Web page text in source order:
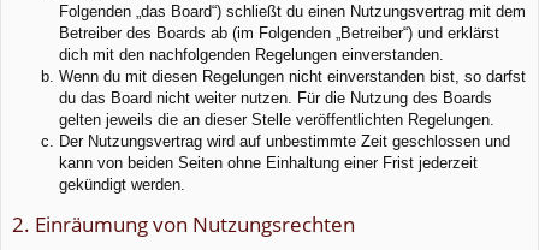
Folgenden „das Board“) schließt du einen Nutzungsvertrag mit dem
Betreiber des Boards ab (im Folgenden „Betreiber“) und erklärst
dich mit den nachfolgenden Regelungen einverstanden.
Wenn du mit diesen Regelungen nicht einverstanden bist, so darfst
du das Board nicht weiter nutzen. Für die Nutzung des Boards
gelten jeweils die an dieser Stelle veröffentlichten Regelungen.
Der Nutzungsvertrag wird auf unbestimmte Zeit geschlossen und
kann von beiden Seiten ohne Einhaltung einer Frist jederzeit
gekündigt werden.
2. Einräumung von Nutzungsrechten